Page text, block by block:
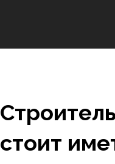
стоит